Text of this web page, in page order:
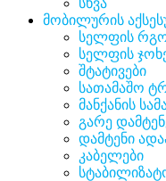
სხვა
მობილურის
სელფის
სელფის
შტატივები
სათამაშო
მანქანის
გარე
დამტენი
კაბელები